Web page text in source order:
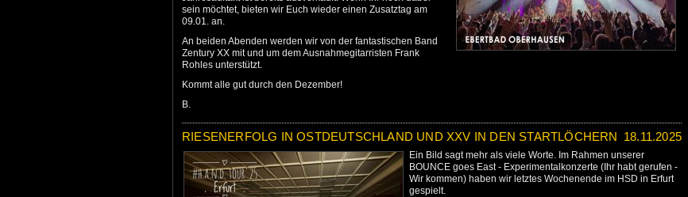
sein möchtet, bieten wir Euch wieder einen Zusatztag am
09.01. an.
An beiden Abenden werden wir von der fantastischen Band
Zentury XX mit und um dem Ausnahmegitarristen Frank
Rohles unterstützt.
Kommt alle gut durch den Dezember!
B.
RIESENERFOLG IN OSTDEUTSCHLAND UND XXV IN DEN STARTLÖCHERN 18.11.2025
Ein Bild sagt mehr als viele Worte. Im Rahmen unserer
BOUNCE goes East - Experimentalkonzerte (Ihr habt gerufen -
Wir kommen) haben wir letztes Wochenende im HSD in Erfurt
gespielt.